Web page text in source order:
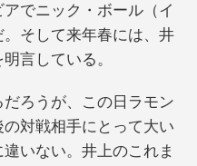
でニック・ボール（イ
そして来年春には、井
言している。
ろうが、この日ラモン
対戦相手にとって大い
いない。井上のこれま